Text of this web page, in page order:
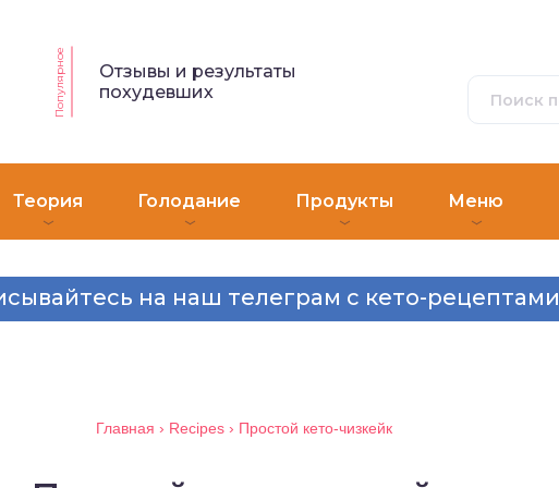
Популярное
Отзывы и результаты
похудевших
Теория Голодание Продукты Меню
на наш телеграм с кето-рецептами
Главная › Recipes › Простой кето-чизкейк